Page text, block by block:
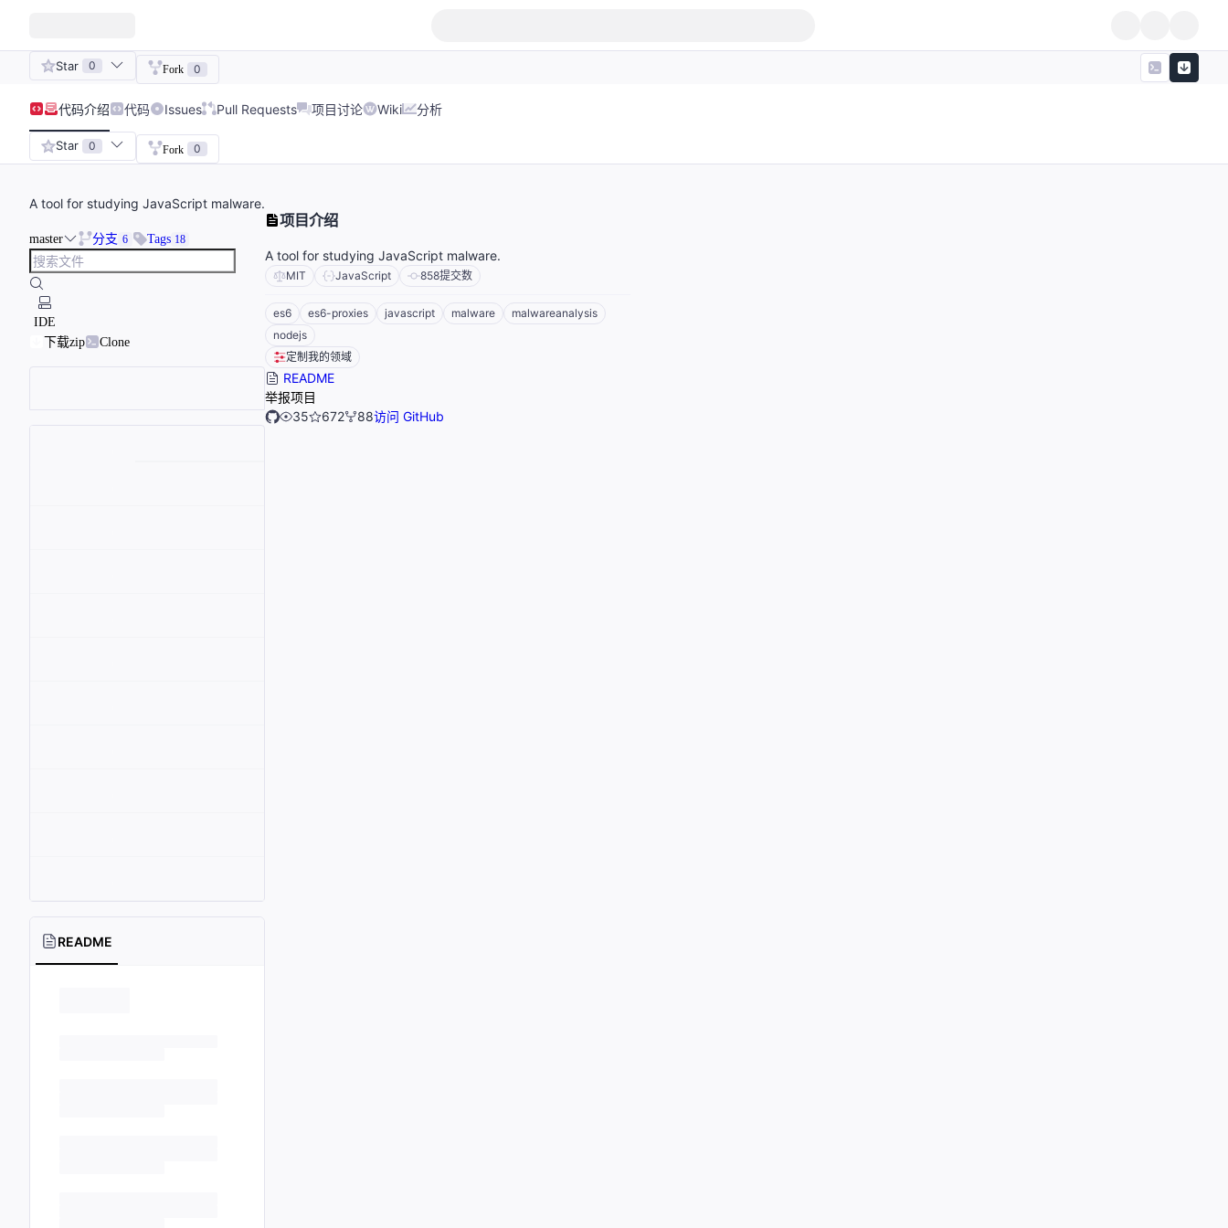
Star 0 Fork 0
代码介绍 代码 Issues Pull Requests 项目讨论 Wiki 分析
Star 0 Fork 0
A tool for studying JavaScript malware.
master 分支 6 Tags 18
IDE
下载zip
Clone
README
项目介绍
A tool for studying JavaScript malware.
MIT JavaScript 858提交数
es6 es6-proxies javascript malware
malwareanalysis
nodejs
定制我的领域
README
举报项目
35
672 88访问 GitHub